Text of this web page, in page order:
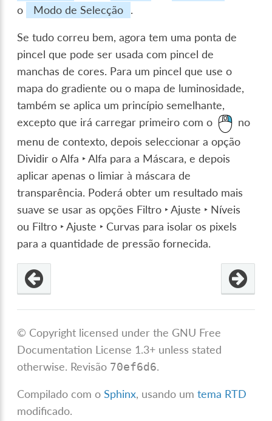
o
Modo de Selecção .
Se tudo correu bem, agora tem uma ponta de
pincel que pode ser usada com pincel de
manchas de cores. Para um pincel que use o
mapa do gradiente ou o mapa de luminosidade,
também se aplica um princípio semelhante,
excepto que irá carregar primeiro com o
no
menu de contexto, depois seleccionar a opção
Dividir o Alfa ‣ Alfa para a Máscara, e depois
aplicar apenas o limiar à máscara de
transparência. Poderá obter um resultado mais
suave se usar as opções Filtro ‣ Ajuste ‣ Níveis
ou Filtro ‣ Ajuste ‣ Curvas para isolar os pixels
para a quantidade de pressão fornecida.
© Copyright licensed under the GNU Free
Documentation License 1.3+ unless stated
otherwise. Revisão 70ef6d6.
Compilado com oSphinx, usando umtema RTD
modificado.